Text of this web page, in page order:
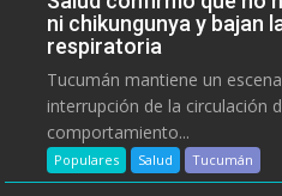
ni chikungunya y bajan
respiratoria
Tucumán mantiene un
interrupción de la circulación
comportamiento...
Populares Salud Tucumán